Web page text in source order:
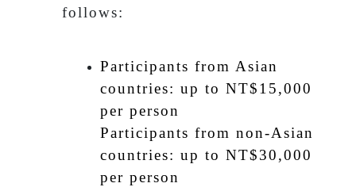
follows:
Participants from Asian
countries: up to NT$15,000
per person
Participants from non-Asian
countries: up to NT$30,000
per person